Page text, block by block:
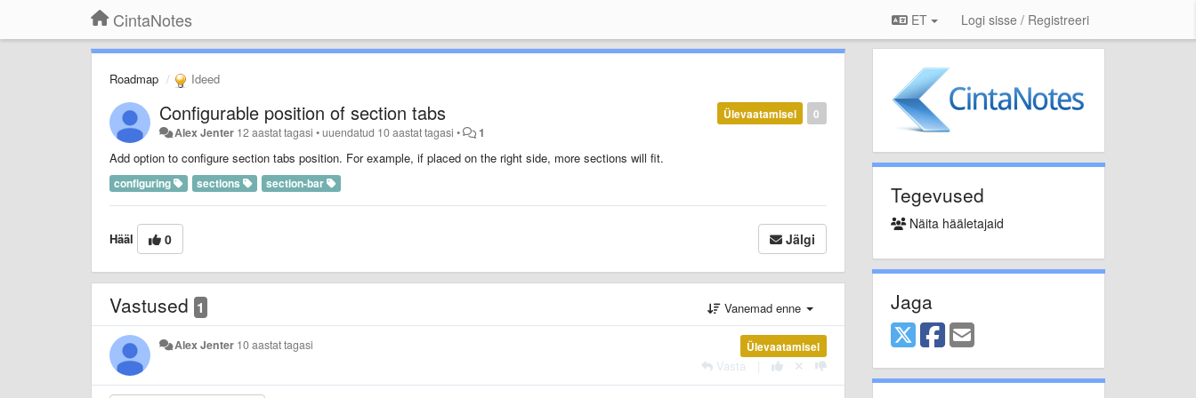
CintaNotes ET Logi sisse / Registreeri
Roadmap Ideed
0
Ülevaatamisel
Configurable position of section tabs
Alex Jenter 12 aastat tagasi •uuendatud 10 aastat tagasi • 1
Add option to configure section tabs position. For example, if placed on the right side, more sections will fit.
configuring sections section-bar
Hääl 0 Jälgi
Vastused 1 Vanemad enne
Ülevaatamisel
Alex Jenter 10 aastat tagasi
Vasta
Tegevused
Näita hääletajaid
Jaga